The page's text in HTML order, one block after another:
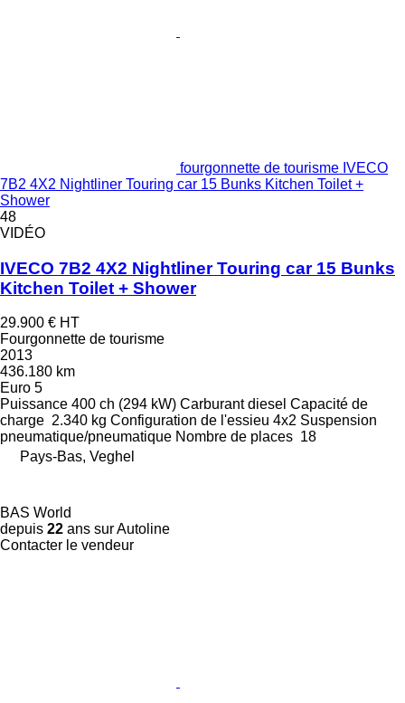
fourgonnette de tourisme IVECO
7B2 4X2 Nightliner Touring car 15 Bunks Kitchen Toilet +
Shower
48
VIDÉO
IVECO 7B2 4X2 Nightliner Touring car 15 Bunks
Kitchen Toilet + Shower
29.900 € HT
Fourgonnette de tourisme
2013
436.180 km
Euro 5
Puissance 400 ch (294 kW) Carburant diesel Capacité de
charge 2.340 kg Configuration de l'essieu 4x2 Suspension
pneumatique/pneumatique Nombre de places 18
Pays-Bas, Veghel
BAS World
depuis 22 ans sur Autoline
Contacter le vendeur